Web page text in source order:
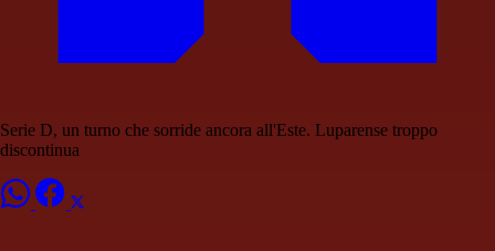
Serie D, un turno che sorride ancora all'Este. Luparense troppo
discontinua